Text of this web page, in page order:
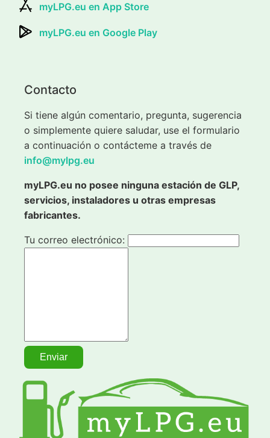
myLPG.eu en App Store
myLPG.eu en Google Play
Contacto
Si tiene algún comentario, pregunta, sugerencia
o simplemente quiere saludar, use el formulario
a continuación o contácteme a través de
info@mylpg.eu
myLPG.eu no posee ninguna estación de GLP,
servicios, instaladores u otras empresas
fabricantes.
Tu correo electrónico: